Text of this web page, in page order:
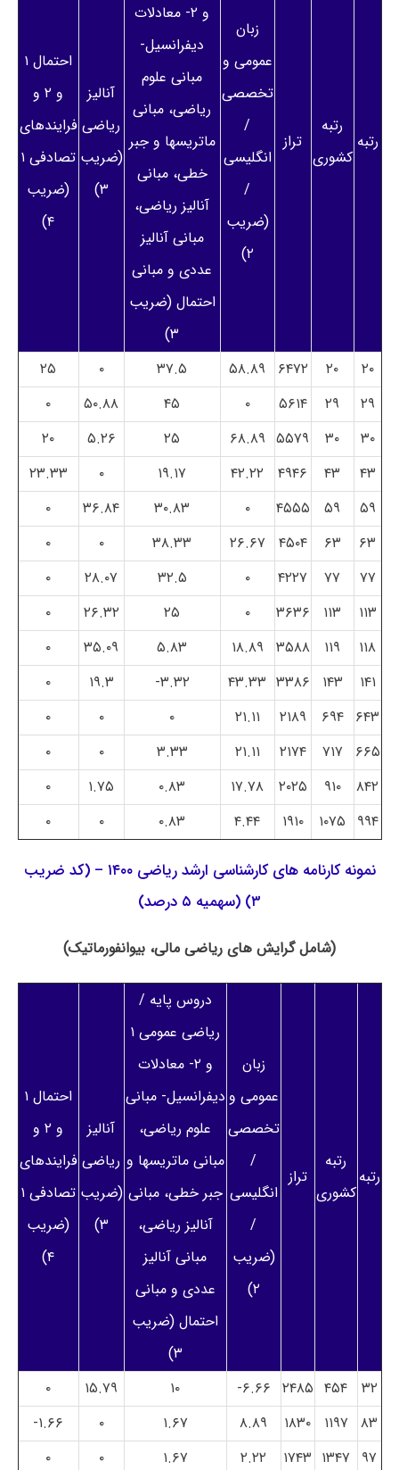
رتبه
رتبه
کشوری
تراز
زبان
عمومی و
تخصصی
/
انگلیسی
/
(ضریب
۲)
و ۲- معادلات
دیفرانسیل-
مبانی علوم
ریاضی، مبانی
ماتریسها و جبر
خطی، مبانی
آنالیز ریاضی،
مبانی آنالیز
عددی و مبانی
احتمال (ضریب
۳)
آنالیز
ریاضی
(ضریب
۳)
احتمال ۱
و ۲ و
فرایندهای
تصادفی ۱
(ضریب
۴)
۲۰ ۲۰ ۶۴۷۲ ۵۸.۸۹ ۳۷.۵ ۰
۲۵
۲۹
۲۹ ۵۶۱۴ ۰ ۴۵ ۵۰.۸۸
۰
۳۰
۳۰ ۵۵۷۹ ۶۸.۸۹ ۲۵ ۵.۲۶
۲۰
۴۳
۴۳ ۴۹۴۶ ۴۲.۲۲ ۱۹.۱۷ ۰
۲۳.۳۳
۵۹
۵۹ ۴۵۵۵ ۰ ۳۰.۸۳ ۳۶.۸۴
۰
۶۳
۶۳ ۴۵۰۴ ۲۶.۶۷ ۳۸.۳۳ ۰
۰
۷۷
۷۷ ۴۲۲۷ ۰ ۳۲.۵ ۲۸.۰۷
۰
۱۱۳
۱۱۳ ۳۶۳۶ ۰ ۲۵ ۲۶.۳۲
۰
۱۱۸
۱۱۹ ۳۵۸۸ ۱۸.۸۹ ۵.۸۳ ۳۵.۰۹
۰
۱۴۱
۱۴۳ ۳۳۸۶ ۴۳.۳۳ ۳.۳۲- ۱۹.۳
۰
۶۴۳ ۶۹۴ ۲۱۸۹ ۲۱.۱۱ ۰ ۰
۰
۶۶۵
۷۱۷ ۲۱۷۴ ۲۱.۱۱ ۳.۳۳ ۰
۰
۸۴۲
۹۱۰ ۲۰۲۵ ۱۷.۷۸ ۰.۸۳ ۱.۷۵
۰
۹۹۴ ۱۰۷۵ ۱۹۱۰ ۴.۴۴ ۰.۸۳ ۰ ۰
نمونه کارنامه های کارشناسی ارشد ریاضی ۱۴۰۰ – (کد ضریب
۳) (سهمیه ۵ درصد)
(شامل گرایش های ریاضی مالی، بیوانفورماتیک)
رتبه
رتبه
کشوری
تراز
زبان
عمومی و
تخصصی
/
انگلیسی
/
(ضریب
۲)
دروس پایه /
ریاضی عمومی ۱
و ۲- معادلات
دیفرانسیل- مبانی
علوم ریاضی،
مبانی ماتریسها و
جبر خطی، مبانی
آنالیز ریاضی،
مبانی آنالیز
عددی و مبانی
احتمال (ضریب
۳)
آنالیز
ریاضی
(ضریب
۳)
احتمال ۱
و ۲ و
فرایندهای
تصادفی ۱
(ضریب
۴)
۳۲ ۴۵۴ ۲۴۸۵ ۶.۶۶- ۱۰ ۱۵.۷۹
۰
۸۳ ۱۱۹۷ ۱۸۳۰ ۸.۸۹ ۱.۶۷ ۰
۱.۶۶-
۹۷ ۱۳۴۷ ۱۷۴۳ ۲.۲۲ ۱.۶۷ ۰ ۰